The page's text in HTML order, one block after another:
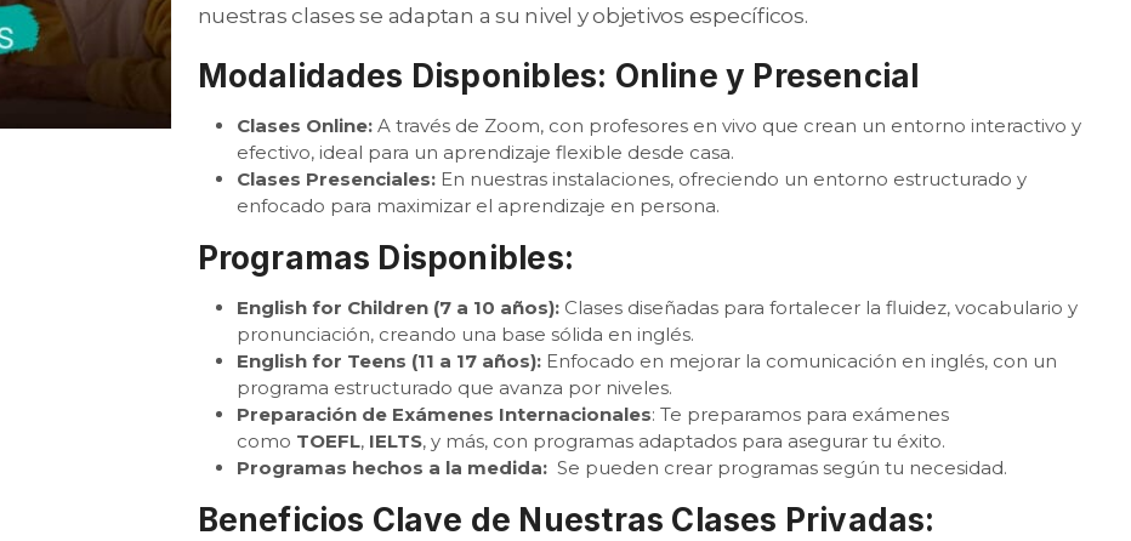
nuestras clases se adaptan a su nivel y objetivos específicos.
Modalidades Disponibles: Online y Presencial
Clases Online:A través de Zoom, con profesores en vivo que crean un entorno interactivo y
efectivo, ideal para un aprendizaje flexible desde casa.
Clases Presenciales:En nuestras instalaciones, ofreciendo un entorno estructurado y
enfocado para maximizar el aprendizaje en persona.
Programas Disponibles:
English for Children (7 a 10 años):Clases diseñadas para fortalecer la fluidez, vocabulario y
pronunciación, creando una base sólida en inglés.
English for Teens (11 a 17 años):Enfocado en mejorar la comunicación en inglés, con un
programa estructurado que avanza por niveles.
Preparación de Exámenes Internacionales: Te preparamos para exámenes
como TOEFL, IELTS, y más, con programas adaptados para asegurar tu éxito.
Programas hechos a la medida:Se pueden crear programas según tu necesidad.
Beneficios Clave de Nuestras Clases Privadas: